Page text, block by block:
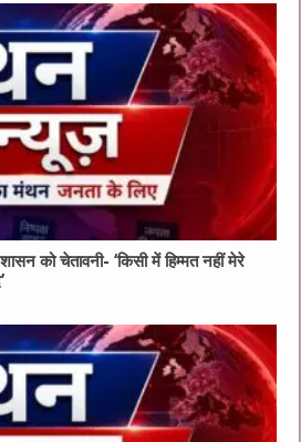
को चेतावनी- ‘किसी में हिम्मत नहीं मेरे